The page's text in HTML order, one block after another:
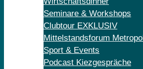
Seminare & Workshops
Clubtour EXKLUSIV
Mittelstandsforum Metropol
Sport & Events
Podcast Kiezgespräche